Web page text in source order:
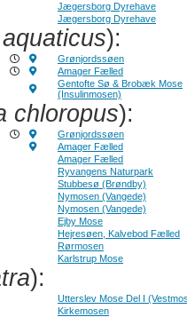
Jægersborg Dyrehave
Jægersborg Dyrehave
):
Grønjordssøen
Amager Fælled
Gentofte Sø & Brobæk Mose
(Insulinmosen)
chloropus):
Grønjordssøen
Amager Fælled
Amager Fælled
Ryvangens Naturpark
Stubbesø (Brøndby)
Nymosen (Vangede)
Nymosen (Vangede)
Ejby Mose
Hejresøen, Kalvebod Fælled
Rørmosen
Karlstrup Mose
):
Utterslev Mose Del I
Kirkemosen